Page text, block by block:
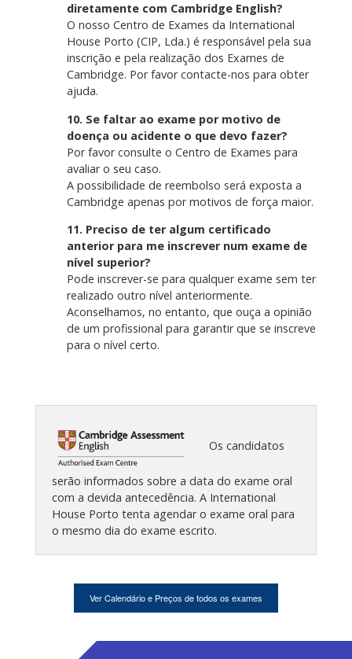
diretamente com Cambridge English?
O nosso Centro de Exames da International
House Porto (CIP, Lda.) é responsável pela sua
inscrição e pela realização dos Exames de
Cambridge. Por favor contacte-nos para obter
ajuda.
10. Se faltar ao exame por motivo de
doença ou acidente o que devo fazer?
Por favor consulte o Centro de Exames para
avaliar o seu caso.
A possibilidade de reembolso será exposta a
Cambridge apenas por motivos de força maior.
11. Preciso de ter algum certificado
anterior para me inscrever num exame de
nível superior?
Pode inscrever-se para qualquer exame sem ter
realizado outro nível anteriormente.
Aconselhamos, no entanto, que ouça a opinião
de um profissional para garantir que se inscreve
para o nível certo.
Os candidatos
serão informados sobre a data do exame oral
com a devida antecedência. A International
House Porto tenta agendar o exame oral para
o mesmo dia do exame escrito.
Ver Calendário e Preços de todos os exames